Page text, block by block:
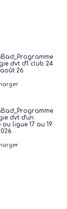
dvt d'1 club 24
26
dvt d'un
ou ligue 17 au 19